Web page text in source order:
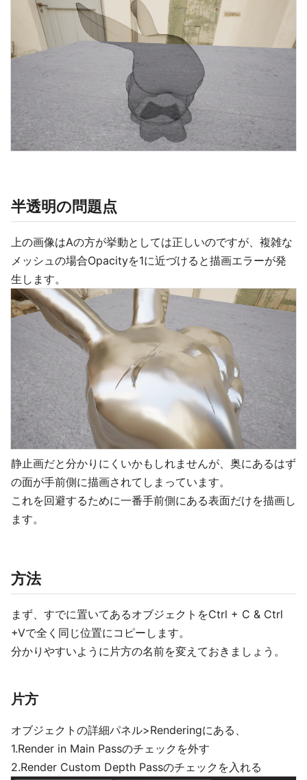
半透明の問題点
上の画像はAの方が挙動としては正しいのですが、複雑な
メッシュの場合Opacityを1に近づけると描画エラーが発
生します。
静止画だと分かりにくいかもしれませんが、奥にあるはず
の面が手前側に描画されてしまっています。
これを回避するために一番手前側にある表面だけを描画し
ます。
方法
まず、すでに置いてあるオブジェクトをCtrl + C & Ctrl
+Vで全く同じ位置にコピーします。
分かりやすいように片方の名前を変えておきましょう。
片方
オブジェクトの詳細パネル>Renderingにある、
1.Render in Main Passのチェックを外す
2.Render Custom Depth Passのチェックを入れる